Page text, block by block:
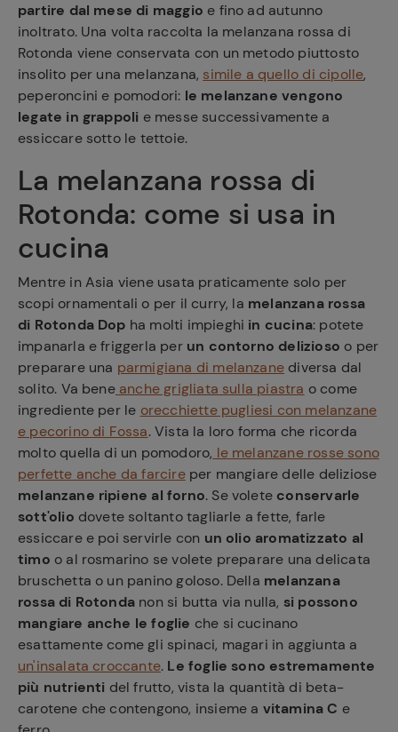
partire dal mese di maggio e fino ad autunno
inoltrato. Una volta raccolta la melanzana rossa di
Rotonda viene conservata con un metodo piuttosto
insolito per una melanzana, simile a quello di cipolle,
peperoncini e pomodori: le melanzane vengono
legate in grappoli e messe successivamente a
essiccare sotto le tettoie.
La melanzana rossa di
Rotonda: come si usa in
cucina
Mentre in Asia viene usata praticamente solo per
scopi ornamentali o per il curry, la melanzana rossa
di Rotonda Dop ha molti impieghi in cucina: potete
impanarla e friggerla per un contorno delizioso o per
preparare una parmigiana di melanzane diversa dal
solito. Va beneanche grigliata sulla piastra o come
ingrediente per le orecchiette pugliesi con melanzane
e pecorino di Fossa. Vista la loro forma che ricorda
molto quella di un pomodoro, le melanzane rosse sono
perfette anche da farcireper mangiare delle deliziose
melanzane ripiene al forno. Se volete conservarle
sott'olio dovete soltanto tagliarle a fette, farle
essiccare e poi servirle con un olio aromatizzato al
timo o al rosmarino se volete preparare una delicata
bruschetta o un panino goloso. Della melanzana
rossa di Rotonda non si butta via nulla, si possono
mangiare anche le foglie che si cucinano
esattamente come gli spinaci, magari in aggiunta a
un'insalata croccante. Le foglie sono estremamente
più nutrienti del frutto, vista la quantità di beta-
carotene che contengono, insieme a vitamina C e